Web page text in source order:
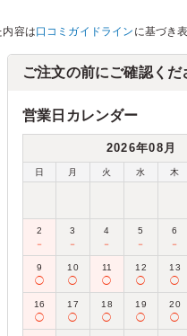
容は口コミガイドライン に基づき
ご注文の前にご確認くだ
営業日カレンダー
2026年08月
日 月 火 水 木
2
－
3
－
4
－
5
－
6
－
9
◯
10
◯
11
◯
12
◯
13
◯
16
◯
17
◯
18
◯
19
◯
20
◯